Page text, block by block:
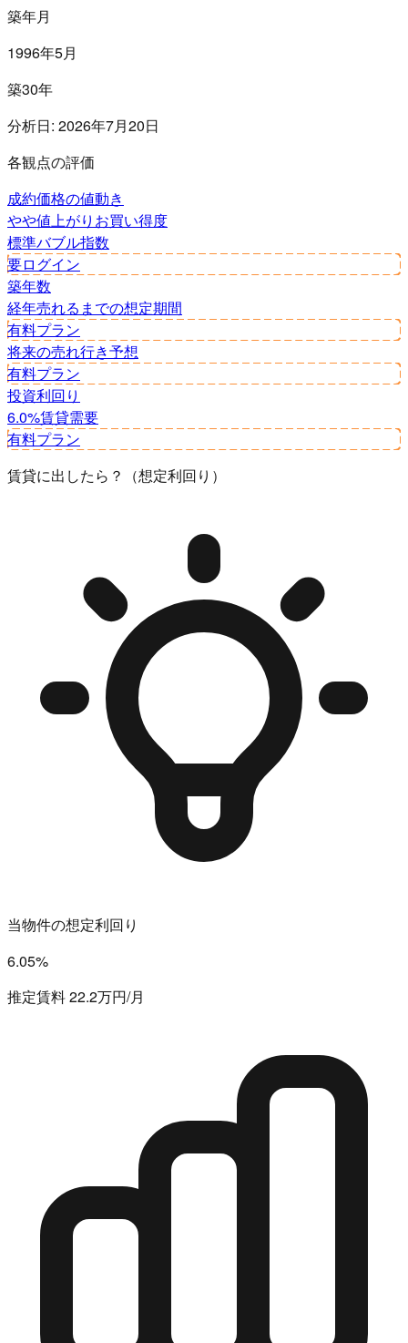
築年月
1996年5月
築30年
分析日: 2026年7月20日
各観点の評価
成約価格の値動き
やや値上がり お買い得度
標準バブル指数
要ログイン
築年数
経年売れるまでの想定期間
有料プラン
将来の売れ行き予想
有料プラン
投資利回り
6.0%賃貸需要
有料プラン
賃貸に出したら？（想定利回り）
当物件の想定利回り
6.05%
推定賃料 22.2万円/月